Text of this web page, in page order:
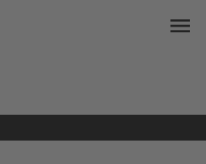
menu